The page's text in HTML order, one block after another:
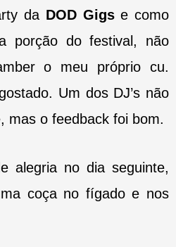
da DOD Gigse como
porção do festival, não
o meu próprio cu.
Um dos DJ’s não
mas o feedback foi bom.
alegria no dia seguinte,
coça no fígado e nos